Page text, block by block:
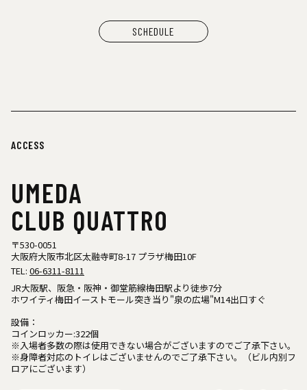
SCHEDULE
ACCESS
UMEDA
CLUB QUATTRO
〒530-0051
大阪府大阪市北区太融寺町8-17 プラザ梅田10F
TEL: 06-6311-8111
JR大阪駅、阪急・阪神・御堂筋線梅田駅より徒歩7分
ホワイティ梅田イーストモール突き当り"泉の広場"M14出口すぐ
設備：
コインロッカー:322個
※入場者多数の際は使用できない場合がございますのでご了承下さい。
※身障者対応のトイレはございませんのでご了承下さい。（ビル内別フ
ロアにございます）